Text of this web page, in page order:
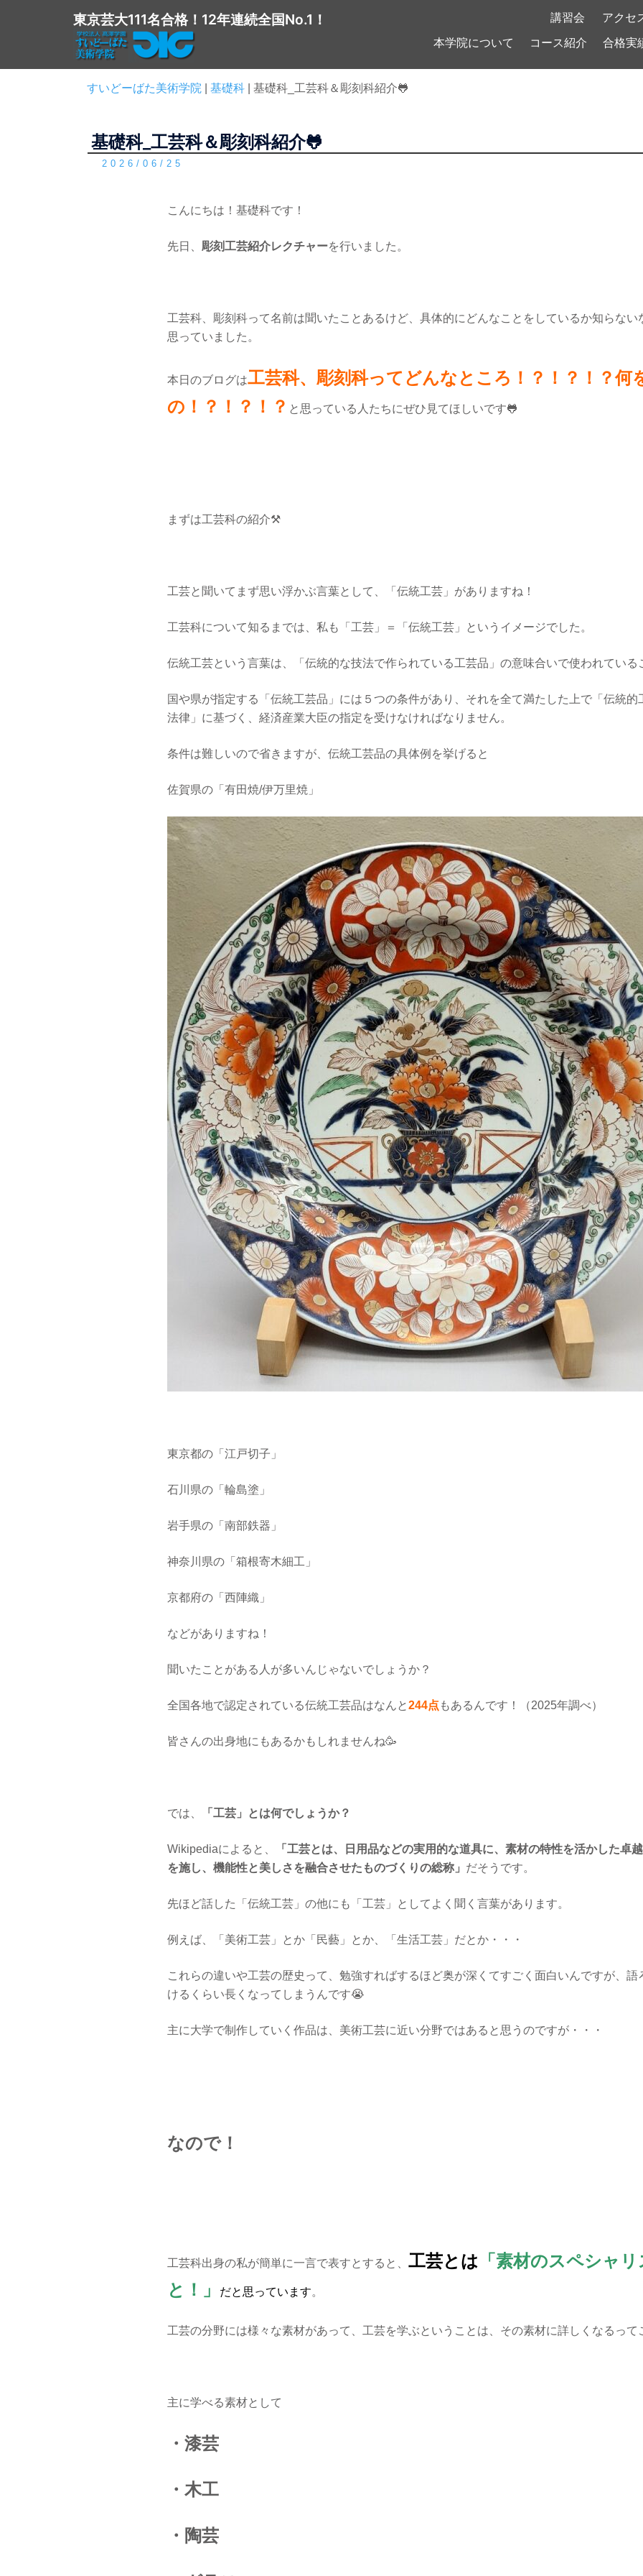
講習会 アクセ
東京芸大111名合格！12年連続全国No.1！
本学院について コース紹介 合格実
すいどーばた美術学院 基礎科 基礎科_工芸科＆彫刻科紹介🐸
基礎科_工芸科＆彫刻科紹介🐸
2026/06/25
こんにちは！基礎科です！
先日、 彫刻工芸紹介レクチャーを行いました。
工芸科、彫刻科って名前は聞いたことあるけど、具体的にどんなことをしているか知らない
思っていました。
本日のブログは工芸科、 彫刻科ってどんなところ！？！？！？何
の！？！？！？ と思っている人たちにぜひ見てほしいです🐸
まずは工芸科の紹介⚒️
工芸と聞いてまず思い浮かぶ言葉として、「伝統工芸」がありますね！
工芸科について知るまでは、私も「工芸」＝「伝統工芸」というイメージでした。
伝統工芸という言葉は、「伝統的な技法で作られている工芸品」の意味合いで使われている
国や県が指定する「伝統工芸品」には５つの条件があり、それを全て満たした上で「伝統的
法律」に基づく、経済産業大臣の指定を受けなければなりません。
条件は難しいので省きますが、伝統工芸品の具体例を挙げると
佐賀県の「有田焼/伊万里焼」
東京都の「江戸切子」
石川県の「輪島塗」
岩手県の「南部鉄器」
神奈川県の「箱根寄木細工」
京都府の「西陣織」
などがありますね！
聞いたことがある人が多いんじゃないでしょうか？
全国各地で認定されている伝統工芸品はなんと244点 もあるんです！（2025年調べ）
皆さんの出身地にもあるかもしれませんね🥳
では、 「工芸」とは何でしょうか？
Wikipediaによると、
「工芸とは、日用品などの実用的な道具に、素材の特性を活かした卓
を施し、機能性と美しさを融合させたものづくりの総称」 だそうです。
先ほど話した「伝統工芸」の他にも「工芸」としてよく聞く言葉があります。
例えば、「美術工芸」とか「民藝」とか、「生活工芸」だとか・・・
これらの違いや工芸の歴史って、勉強すればするほど奥が深くてすごく面白いんですが、
けるくらい長くなってしまうんです😭
主に大学で制作していく作品は、美術工芸に近い分野ではあると思うのですが・・・
なので！
工芸科出身の私が簡単に一言で表すとすると、 工芸とは 「素材のスペシャ
と！」
だと思っています。
工芸の分野には様々な素材があって、工芸を学ぶということは、その素材に詳しくなるって
主に学べる素材として
・漆芸
・木工
・陶芸